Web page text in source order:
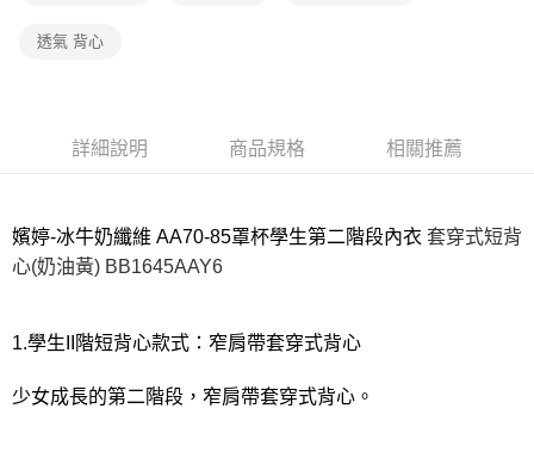
透氣 背心
詳細說明 商品規格 相關推薦
嬪婷-冰牛奶纖維 AA70-85罩杯學生第二階段內衣 套穿式短背
心(奶油黃) BB1645AAY6
1.學生II階短背心款式：窄肩帶套穿式背心
少女成長的第二階段，窄肩帶套穿式背心。